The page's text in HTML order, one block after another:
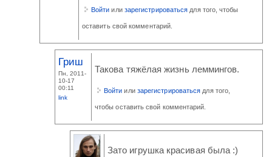
Войти или зарегистрироваться для того, чтобы
оставить свой комментарий.
Гриш
Пн, 2011-
10-17
00:11
link
Такова тяжёлая жизнь леммингов.
Войти или зарегистрироваться для того,
чтобы оставить свой комментарий.
Зато игрушка красивая была :)